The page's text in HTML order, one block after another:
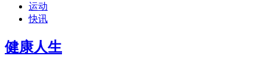
运动
快讯
健康人生